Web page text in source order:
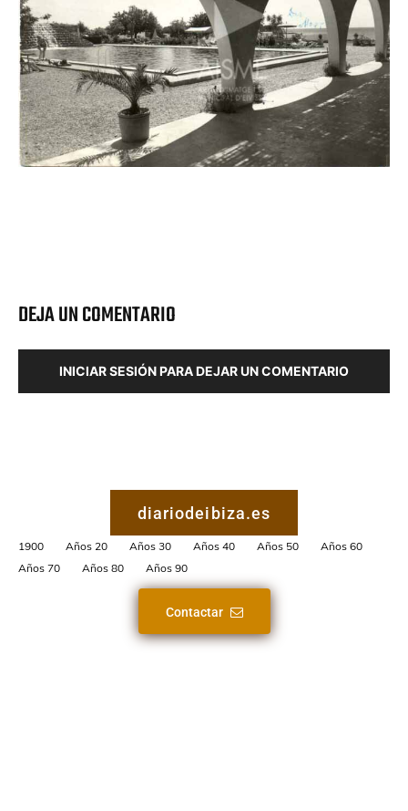
DEJA UN COMENTARIO
INICIAR SESIÓN PARA DEJAR UN COMENTARIO
diariodeibiza.es
1900 Años 20 Años 30 Años 40 Años 50
Años 60
Años 70
Años 80 Años 90
Contactar